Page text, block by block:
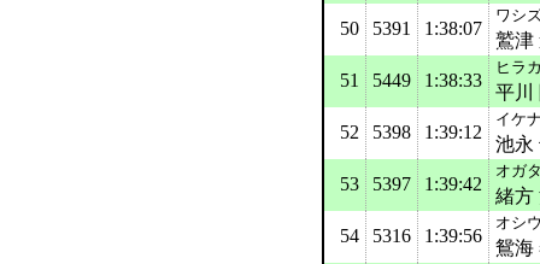
50
5391 1:38:07
ワシ
鷲津
51
5449 1:38:33
ヒラ
平川
52
5398 1:39:12
イケ
池永
53
5397 1:39:42
オガ
緒方
54
5316 1:39:56
オシ
鴛海